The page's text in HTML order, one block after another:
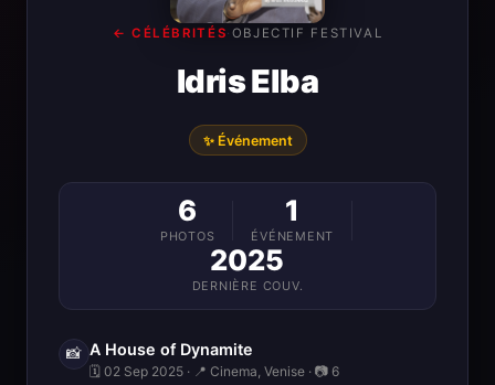
← CÉLÉBRITÉS· OBJECTIF FESTIVAL
Idris Elba
✨ Événement
6
PHOTOS
1
ÉVÉNEMENT
2025
DERNIÈRE COUV.
📸 A House of Dynamite
🗓 02 Sep 2025 · 📍 Cinema, Venise · 📷 6